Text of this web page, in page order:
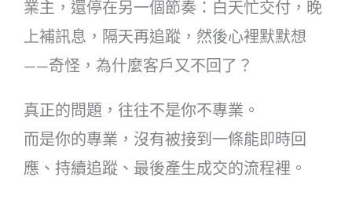
業主，還停在另一個節奏：白天忙交付，晚
上補訊息，隔天再追蹤，然後心裡默默想
——奇怪，為什麼客戶又不回了？
真正的問題，往往不是你不專業。
而是你的專業，沒有被接到一條能即時回
應、持續追蹤、最後產生成交的流程裡。